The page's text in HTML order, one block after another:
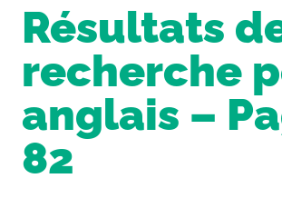
Résultats
recherche
anglais –
82